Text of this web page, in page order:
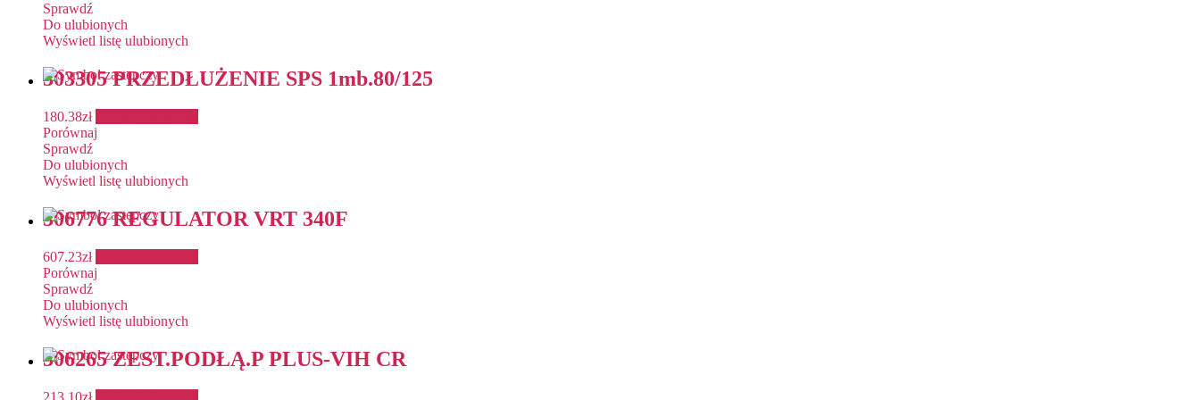
Sprawdź
Do ulubionych
Wyświetl listę ulubionych
303305 PRZEDŁUŻENIE SPS 1mb.80/125
180.38zł
Porównaj
Sprawdź
Do ulubionych
Wyświetl listę ulubionych
306776 REGULATOR VRT 340F
607.23zł
Porównaj
Sprawdź
Do ulubionych
Wyświetl listę ulubionych
306265 ZEST.PODŁĄ.P PLUS-VIH CR
213.10zł